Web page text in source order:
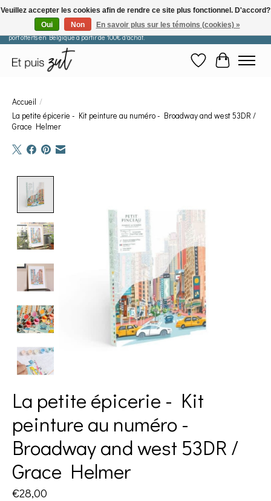
Les commandes passées après le 29 juillet seront expédiées à partir du 11 août. Frais de
port offerts en Belgique à partir de 100€ d'achat.
Liste de souhaits
Panier
Accueil /
La petite épicerie - Kit peinture au numéro - Broadway and west 53DR /
Grace Helmer
La petite épicerie - Kit
peinture au numéro -
Broadway and west 53DR /
Grace Helmer
€28,00
Veuillez accepter les cookies afin de rendre ce site plus fonctionnel. D'accord?
Oui
Non En savoir plus sur les témoins (cookies) »